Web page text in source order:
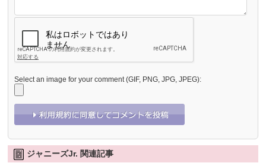
Select an image for your comment (GIF, PNG, JPG, JPEG):
ジャニーズJr. 関連記事